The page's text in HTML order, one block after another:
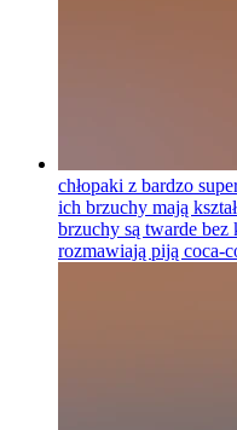
chłopaki z bardzo
ich brzuchy mają
brzuchy są twarde bez
rozmawiają piją coca-